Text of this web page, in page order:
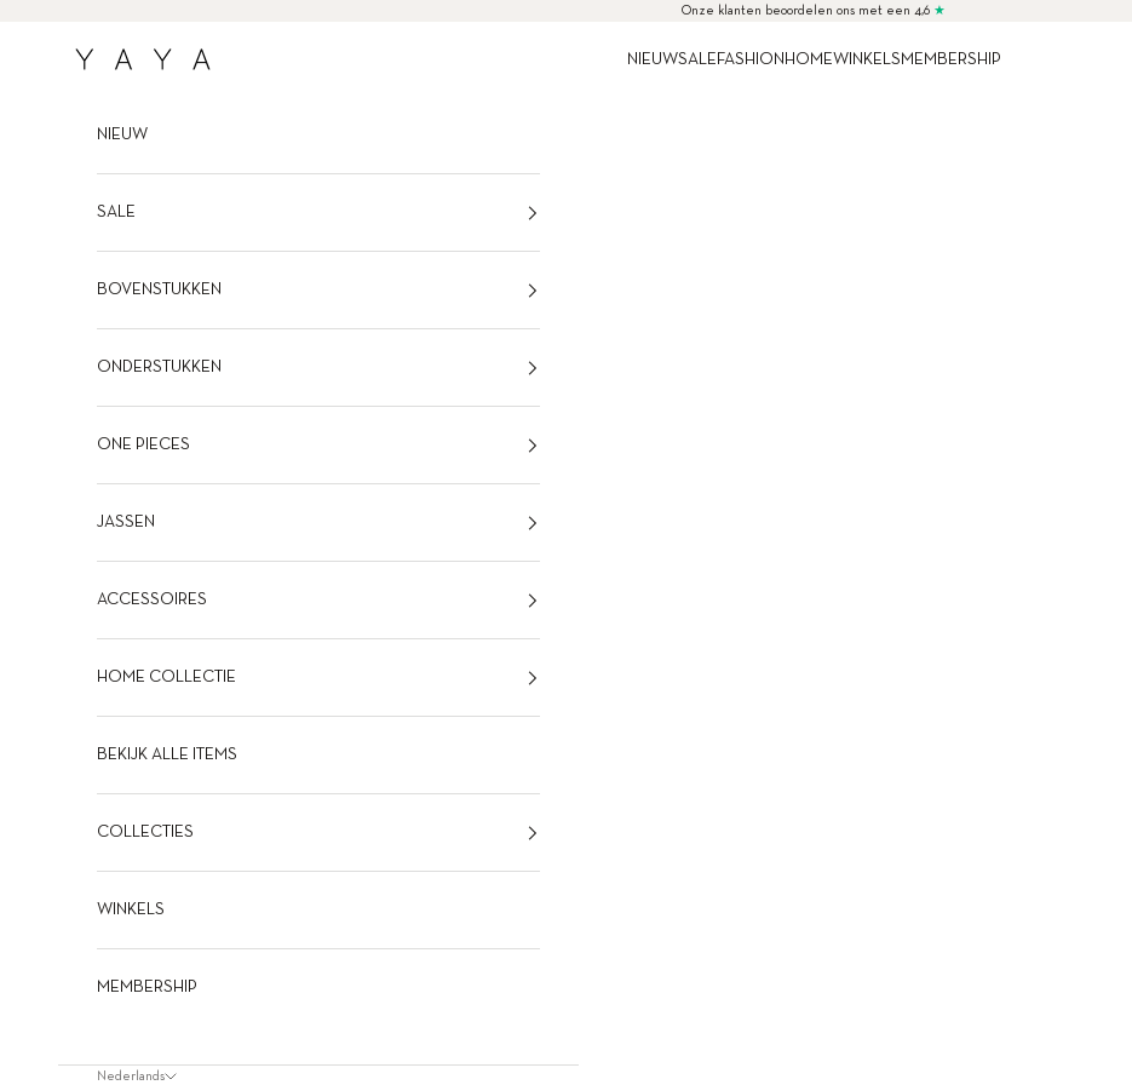
Onze klanten beoordelen ons met een 4,6 ★
YAYA NIEUWSALE FASHION HOMEWINKELSMEMBERSHIP
NIEUW
SALE
BOVENSTUKKEN
ONDERSTUKKEN
ONE PIECES
JASSEN
ACCESSOIRES
HOME COLLECTIE
BEKIJK ALLE ITEMS
COLLECTIES
WINKELS
MEMBERSHIP
Nederlands